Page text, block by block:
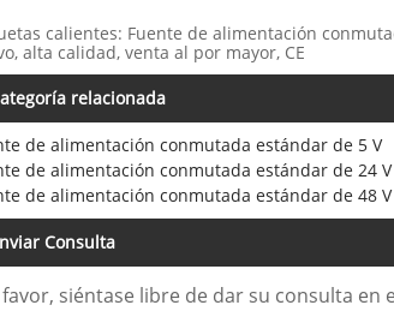
calientes: Fuente de alimentación
alta calidad, venta al por mayor, CE
relacionada
de alimentación conmutada estándar de 5 V
de alimentación conmutada estándar de 24 V
de alimentación conmutada estándar de 48 V
Consulta
siéntase libre de dar su consulta